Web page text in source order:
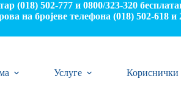
(018) 502-777 и 0800/323-320
на бројеве телефона (018) 502-618 и
Услуге Кориснички